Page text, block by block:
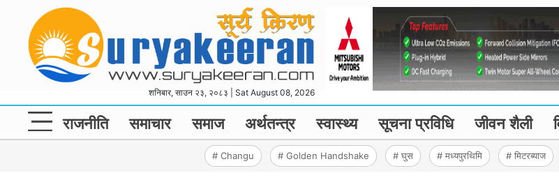
शनिबार, साउन २३, २०८३ | Sat August 08, 2026
राजनीति समाचार समाज अर्थतन्‍त्र स्वास्थ्य सूचना प्रविधि जीवन शैली
# Changu # Golden Handshake # घुस # मध्यपुरथिमि # मिटरब्याज